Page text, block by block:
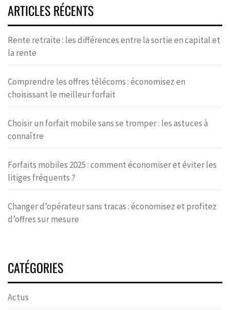
ARTICLES RÉCENTS
Rente retraite : les différences entre la sortie en capital et
la rente
Comprendre les offres télécoms : économisez en
choisissant le meilleur forfait
Choisir un forfait mobile sans se tromper : les astuces à
connaître
Forfaits mobiles 2025 : comment économiser et éviter les
litiges fréquents ?
Changer d’opérateur sans tracas : économisez et profitez
d’offres sur mesure
CATÉGORIES
Actus